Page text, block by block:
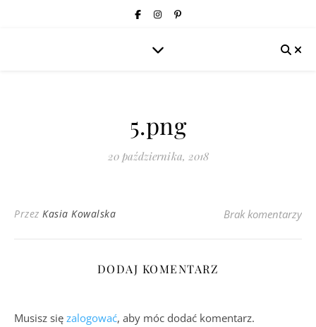
5.png
20 października, 2018
Przez Kasia Kowalska Brak komentarzy
DODAJ KOMENTARZ
Musisz się zalogować, aby móc dodać komentarz.